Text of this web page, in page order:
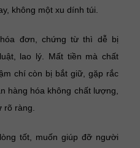
không một xu dính túi.
đơn, chứng từ thì dễ bị
lao lý. Mất tiền mà chất
chí còn bị bắt giữ, gặp rắc
hàng hóa không chất lượng,
rõ ràng.
tốt, muốn giúp đỡ người